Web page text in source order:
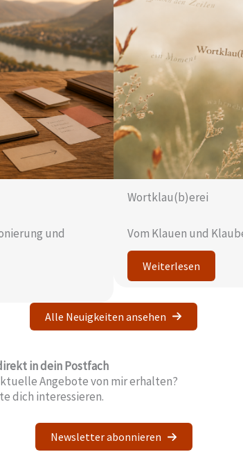
und
Wortklau(b)erei
Vom Klauen und
Weiterlesen
Alle Neuigkeiten ansehen
in dein Postfach
Angebote von mir erhalten?
dich interessieren.
Newsletter abonnieren